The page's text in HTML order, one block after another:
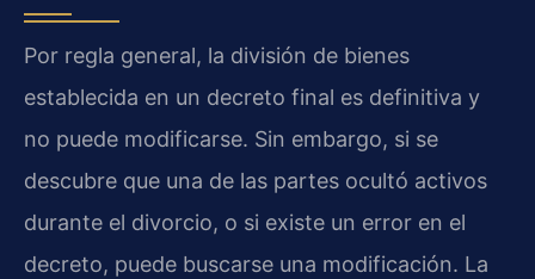
Por regla general, la división de bienes
establecida en un decreto final es definitiva y
no puede modificarse. Sin embargo, si se
descubre que una de las partes ocultó activos
durante el divorcio, o si existe un error en el
decreto, puede buscarse una modificación. La